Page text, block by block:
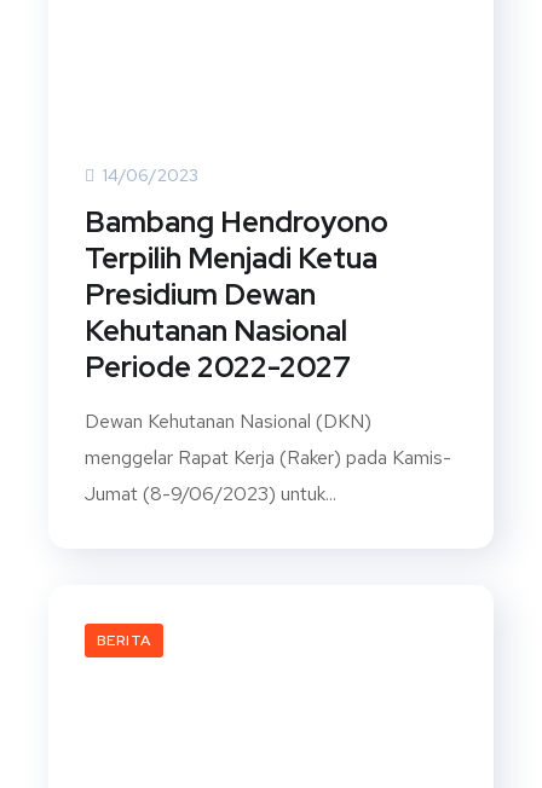
14/06/2023
Bambang Hendroyono
Terpilih Menjadi Ketua
Presidium Dewan
Kehutanan Nasional
Periode 2022-2027
Dewan Kehutanan Nasional (DKN)
menggelar Rapat Kerja (Raker) pada Kamis-
Jumat (8-9/06/2023) untuk...
BERITA